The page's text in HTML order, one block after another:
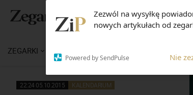
Zezwól na wysyłkę
nowych artykułach od
Powered by SendPulse Nie
ZEGARKI
22:24 05.10.2015 KALENDARIUM